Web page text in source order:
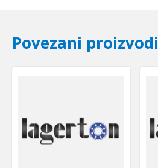
Povezani proizvodi